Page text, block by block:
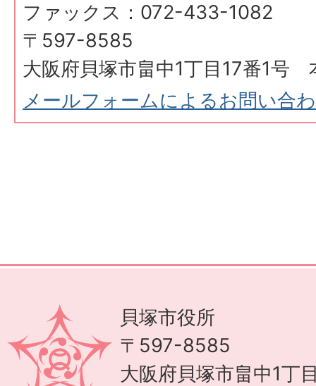
ファックス：072-433-1082
〒597-8585
大阪府貝塚市畠中1丁目17番1号
メールフォームによるお問い合
貝塚市役所
〒597-8585
大阪府貝塚市畠中1丁